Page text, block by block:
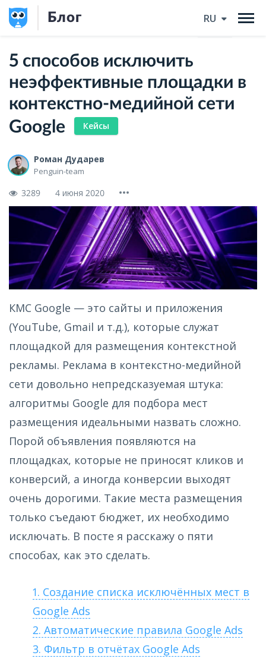
RU
Блог
5 способов исключить
неэффективные площадки в
контекстно-медийной сети
Google
Кейсы
Роман Дударев
Penguin-team
3289 4 июня 2020
КМС Google — это сайты и приложения
(YouTube, Gmail и т.д.), которые служат
площадкой для размещения контекстной
рекламы. Реклама в контекстно-медийной
сети довольно непредсказуемая штука:
алгоритмы Google для подбора мест
размещения идеальными назвать сложно.
Порой объявления появляются на
площадках, которые не приносят кликов и
конверсий, а иногда конверсии выходят
очень дорогими. Такие места размещения
только съедают бюджет, их необходимо
исключать. В посте я расскажу о пяти
способах, как это сделать.
1. Создание списка исключённых мест в
Google Ads
2. Автоматические правила Google Ads
3. Фильтр в отчётах Google Ads